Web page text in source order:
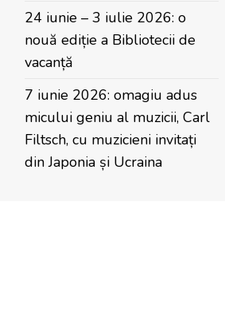
24 iunie – 3 iulie 2026: o
nouă ediție a Bibliotecii de
vacanță
7 iunie 2026: omagiu adus
micului geniu al muzicii, Carl
Filtsch, cu muzicieni invitați
din Japonia și Ucraina